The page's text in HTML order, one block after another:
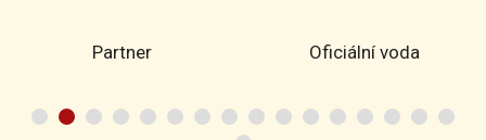
Partner Oficiální voda